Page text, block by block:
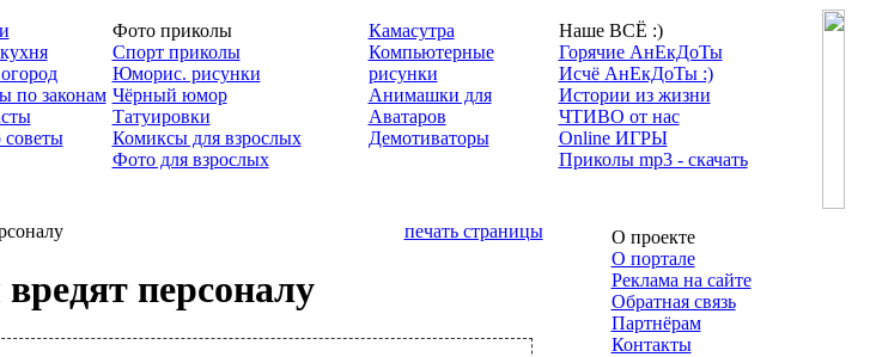
по законам
Фото приколы
Спорт приколы
Юморис. рисунки
Чёрный юмор
Татуировки
Комиксы для взрослых
Фото для взрослых
Камасутра
Компьютерные
рисунки
Анимашки для
Аватаров
Демотиваторы
Наше ВСЁ :)
Горячие АнЕкДоТы
Исчё АнЕкДоТы :)
Истории из жизни
ЧТИВО от нас
Online ИГРЫ
Приколы mp3 - скачать
печать страницы
персоналу
О проекте
О портале
Реклама на сайте
Обратная связь
Партнёрам
Контакты